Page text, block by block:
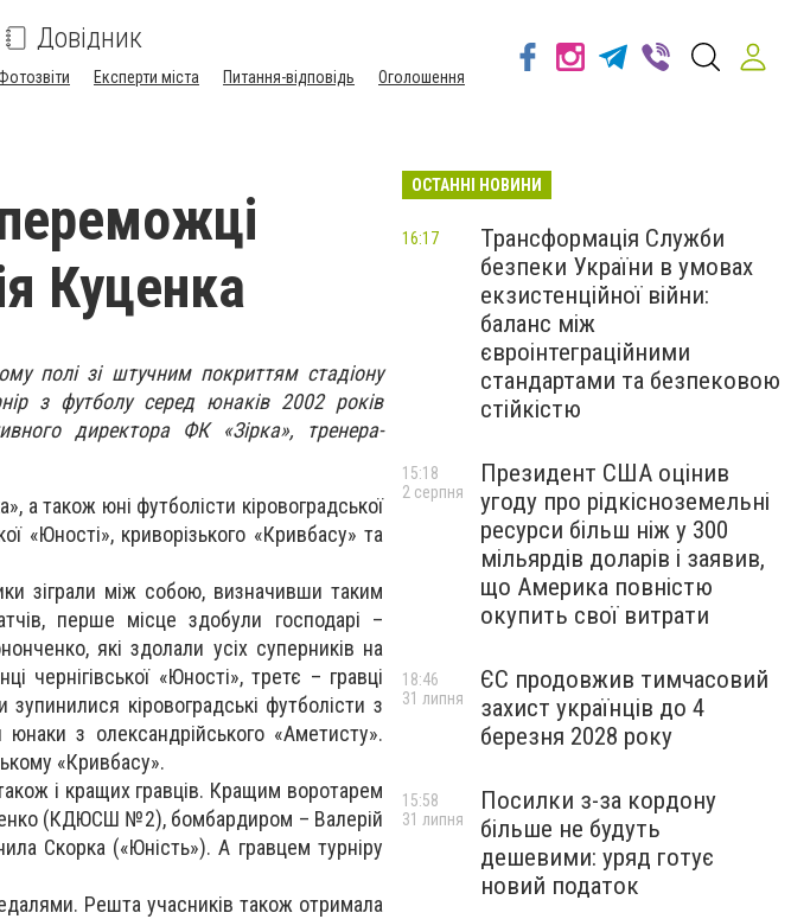
Довідник
Експерти міста Питання-відповідь Оголошення
Куценка
полі зі штучним покриттям стадіону
з футболу серед юнаків 2002 років
директора ФК «Зірка», тренера-
а також юні футболісти кіровоградської
«Юності», криворізького «Кривбасу» та
зіграли між собою, визначивши таким
перше місце здобули господарі –
які здолали усіх суперників на
чернігівської «Юності», третє – гравці
кіровоградські футболісти з
з олександрійського «Аметисту».
«Кривбасу».
і кращих гравців. Кращим воротарем
(КДЮСШ №2), бомбардиром – Валерій
Скорка («Юність»). А гравцем турніру
Решта учасників також отримала
ОСТАННІ НОВИНИ
Трансформація Служби
безпеки України в умовах
екзистенційної війни:
баланс між
євроінтеграційними
стандартами та безпековою
стійкістю
16:17
Президент США оцінив
угоду про рідкісноземельні
ресурси більш ніж у 300
мільярдів доларів і заявив,
що Америка повністю
окупить свої витрати
15:18
2 серпня
ЄС продовжив тимчасовий
захист українців до 4
березня 2028 року
18:46
31 липня
Посилки з-за кордону
більше не будуть
дешевими: уряд готує
новий податок
15:58
31 липня